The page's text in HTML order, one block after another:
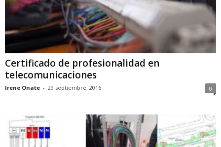
Certificado de profesionalidad en
telecomunicaciones
Irene Onate - 29 septiembre, 2016 0